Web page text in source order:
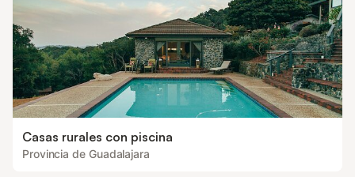
Casas rurales con piscina
Provincia de Guadalajara